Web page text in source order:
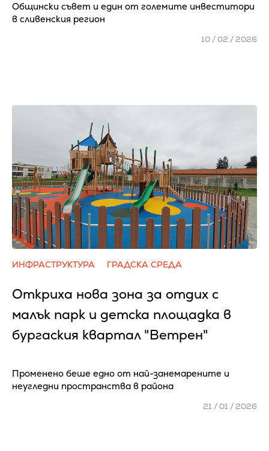
Общински съвет и един от големите инвеститори
в сливенския регион
10 / 02 / 2026
ИНФРАСТРУКТУРА ГРАДСКА СРЕДА
Откриха нова зона за отдих с
малък парк и детска площадка в
бургаския квартал "Ветрен"
Променено беше едно от най-занемарените и
неугледни пространства в района
21 / 01 / 2026